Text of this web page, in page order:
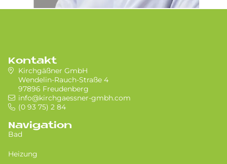
Kontakt
Kirchgäßner GmbH
Wendelin-Rauch-Straße 4
97896 Freudenberg
info@kirchgaessner-gmbh.com
(0 93 75) 2 84
Navigation
Bad
Heizung